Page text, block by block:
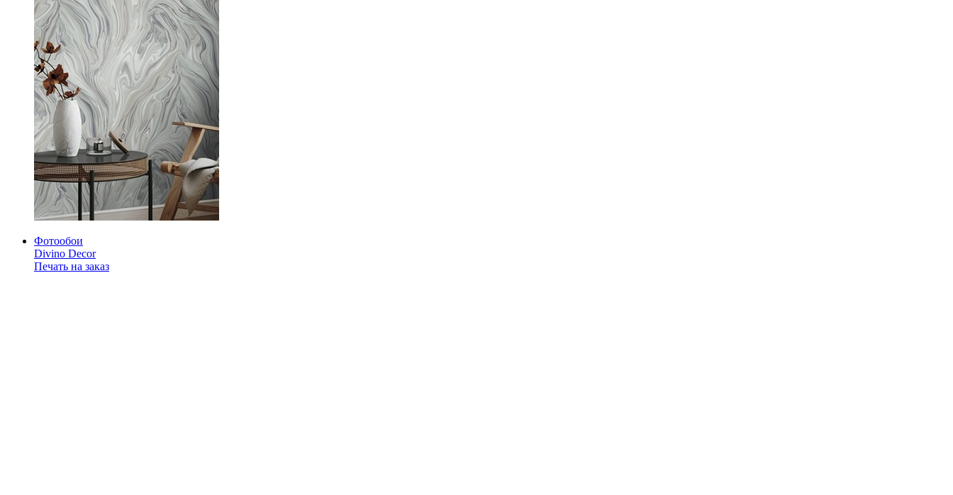
Фотообои
Divino Decor
Печать на заказ